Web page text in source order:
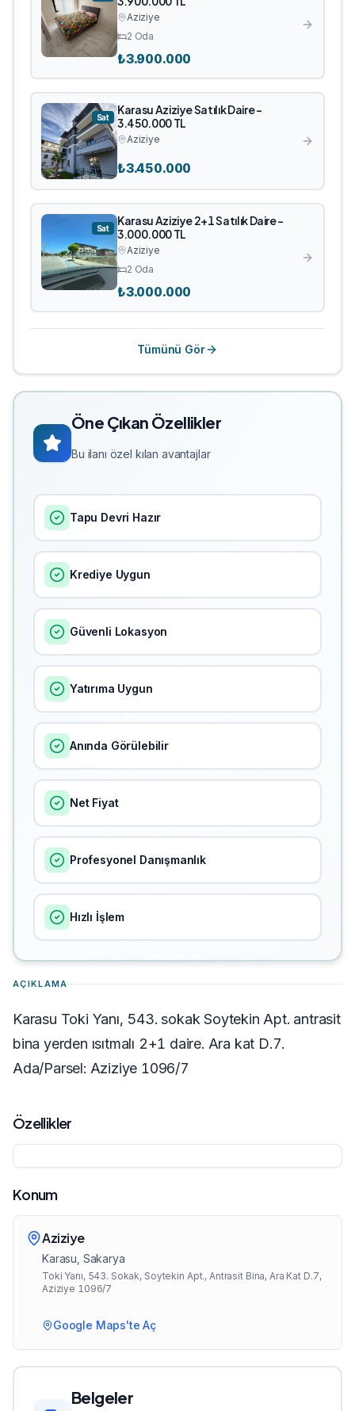
Öne Çıkan Özellikler
Bu ilanı özel kılan avantajlar
Tapu Devri Hazır
Krediye Uygun
Güvenli Lokasyon
Yatırıma Uygun
Anında Görülebilir
Net Fiyat
Profesyonel Danışmanlık
Hızlı İşlem
AÇIKLAMA
Karasu Toki Yanı, 543. sokak Soytekin Apt. antrasit
bina yerden ısıtmalı 2+1 daire. Ara kat D.7.
Ada/Parsel: Aziziye 1096/7
Özellikler
Konum
Aziziye
Karasu , Sakarya
Toki Yanı, 543. Sokak, Soytekin Apt., Antrasit Bina, Ara Kat D.7,
Aziziye 1096/7
Google Maps'te Aç
Belgeler
Aziziye
2 Oda
₺3.900.000
Sat
Karasu Aziziye Satılık Daire -
3.450.000 TL
Aziziye
₺3.450.000
Sat
Karasu Aziziye 2+1 Satılık Daire -
3.000.000 TL
Aziziye
2 Oda
₺3.000.000
Tümünü Gör